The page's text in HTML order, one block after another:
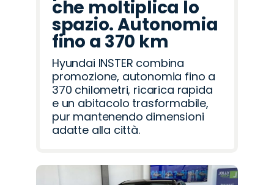
che moltiplica lo
spazio. Autonomia
fino a 370 km
Hyundai INSTER combina
promozione, autonomia fino a
370 chilometri, ricarica rapida
e un abitacolo trasformabile,
pur mantenendo dimensioni
adatte alla città.